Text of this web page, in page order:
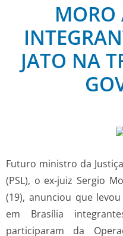
JATO NA
Futuro ministro da
(PSL), o ex-juiz Sergio
(19), anunciou que
em Brasília
participaram da